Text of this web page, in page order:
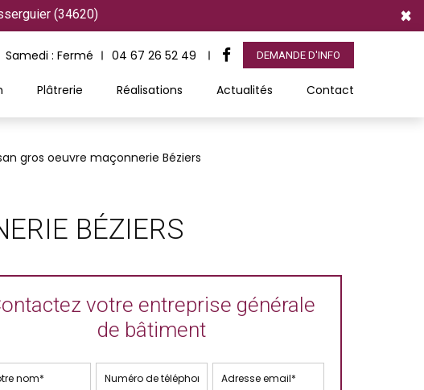
(34620) ×
Samedi : Fermé 04 67 26 52 49 DEMANDE D'INFO
Plâtrerie Réalisations Actualités Contact
gros oeuvre maçonnerie Béziers
BÉZIERS
votre entreprise générale
de bâtiment